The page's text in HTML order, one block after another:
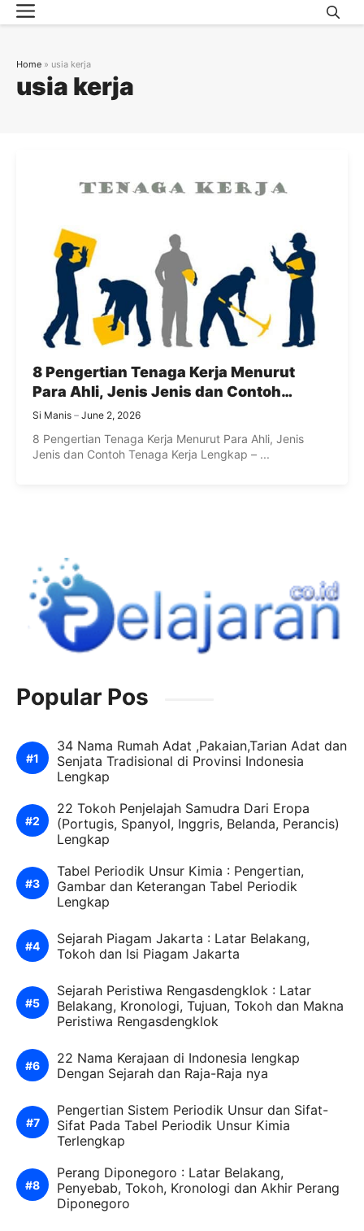
Skip
to
Menu
usia kerja
Home » usia kerja
8 Pengertian Tenaga Kerja Menurut
Para Ahli, Jenis Jenis dan Contoh
Tenaga Kerja Lengkap
Si Manis June 2, 2026
8 Pengertian Tenaga Kerja Menurut Para Ahli, Jenis
Jenis dan Contoh Tenaga Kerja Lengkap – ...
Popular Pos
34 Nama Rumah Adat ,Pakaian,Tarian Adat dan
Senjata Tradisional di Provinsi Indonesia
Lengkap
22 Tokoh Penjelajah Samudra Dari Eropa
(Portugis, Spanyol, Inggris, Belanda, Perancis)
Lengkap
Tabel Periodik Unsur Kimia : Pengertian,
Gambar dan Keterangan Tabel Periodik
Lengkap
Sejarah Piagam Jakarta : Latar Belakang,
Tokoh dan Isi Piagam Jakarta
Sejarah Peristiwa Rengasdengklok : Latar
Belakang, Kronologi, Tujuan, Tokoh dan Makna
Peristiwa Rengasdengklok
22 Nama Kerajaan di Indonesia lengkap
Dengan Sejarah dan Raja-Raja nya
Pengertian Sistem Periodik Unsur dan Sifat-
Sifat Pada Tabel Periodik Unsur Kimia
Terlengkap
Perang Diponegoro : Latar Belakang,
Penyebab, Tokoh, Kronologi dan Akhir Perang
Diponegoro